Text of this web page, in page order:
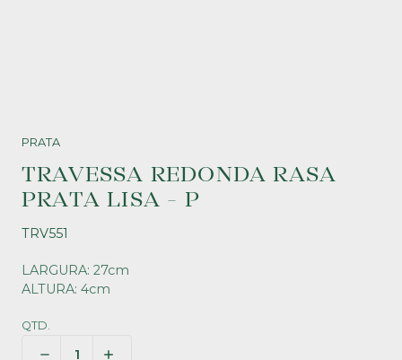
PRATA
TRAVESSA REDONDA RASA
PRATA LISA - P
TRV551
LARGURA: 27cm
ALTURA: 4cm
QTD.